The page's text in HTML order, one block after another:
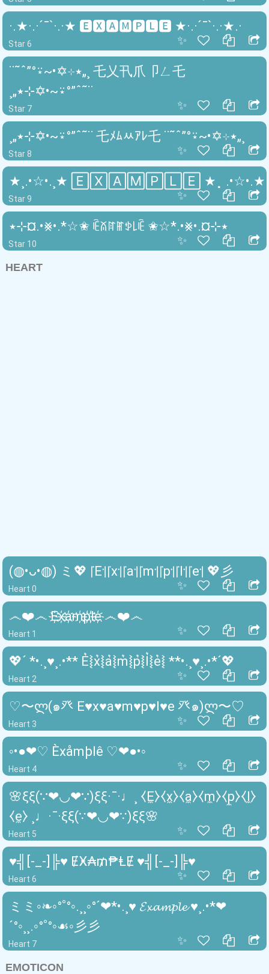
✨
Star 6
·.★·.·´¯`·.·★ 🅴🆇🅰🅼🅿🅻🅴 ★·.·´¯`·.·★.·
✨
Star 7
¨˜ˆ”°⍣~•✡⊹٭„¸ 乇乂卂爪卩ㄥ乇
¸„٭⊹✡•~⍣°”ˆ˜¨
✨
Star 8
¸„٭⊹✡•~⍣°”ˆ˜¨ 乇ﾒﾑﾶｱﾚ乇 ¨˜ˆ”°⍣~•✡⊹٭„¸
✨
Star 9
★¸.•☆•.¸★ 🄴🅇🄰🄼🄿🄻🄴 ★⡀.•☆•.★
✨
Star 10
٭⊹¤.•⨳•.*☆✬ ꍟꊼꍏꂵꉣ꒒ꍟ ✬☆*.•⨳•.¤⊹٭
HEART
✨
Heart 0
(◍•ᴗ•◍) ミ💖 ꜍E꜉꜍x꜉꜍a꜉꜍m꜉꜍p꜉꜍l꜉꜍e꜉ 💖彡
✨
Heart 1
෴❤️෴ E҉x҉a҉m҉p҉l҉e҉ ෴❤️෴
✨
Heart 2
💖´ *•.¸♥¸.•** E͛⦚x͛⦚a͛⦚m͛⦚p͛⦚l͛⦚e͛⦚ **•.¸♥¸.•*´💖
✨
Heart 3
♡〜ლ(๑癶 E♥x♥a♥m♥p♥l♥e 癶๑)ლ〜♡
✨
Heart 4
◦•●❤♡ Èxåmþlê ♡❤●•◦
✨
Heart 5
🌸ξξ(∵❤◡❤∵)ξξ·¯·♩¸ ⧼E̼⧽⧼x̼⧽⧼a̼⧽⧼m̼⧽⧼p̼⧽⧼l̼⧽
⧼e̼⧽ ¸♩·¯·ξξ(∵❤◡❤∵)ξξ🌸
✨
Heart 6
♥╣[-_-]╠♥ ɆӾ₳₥₱ⱠɆ ♥╣[-_-]╠♥
✨
Heart 7
ミミ◦❧◦°˚°◦.¸¸◦°´❤*•.¸♥ 𝓔𝔁𝓪𝓶𝓹𝓵𝓮 ♥¸.•*❤
´°◦¸¸.◦°˚°◦☙◦彡彡
EMOTICON